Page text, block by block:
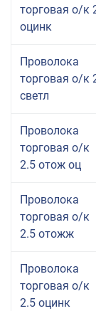
торговая о/к
оцинк
Проволока
торговая о/к
светл
Проволока
торговая о/к
2.5 отож оц
Проволока
торговая о/к
2.5 отожж
Проволока
торговая о/к
2.5 оцинк